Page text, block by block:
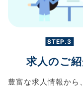
STEP.3
求人のご
豊富な求人情報から、